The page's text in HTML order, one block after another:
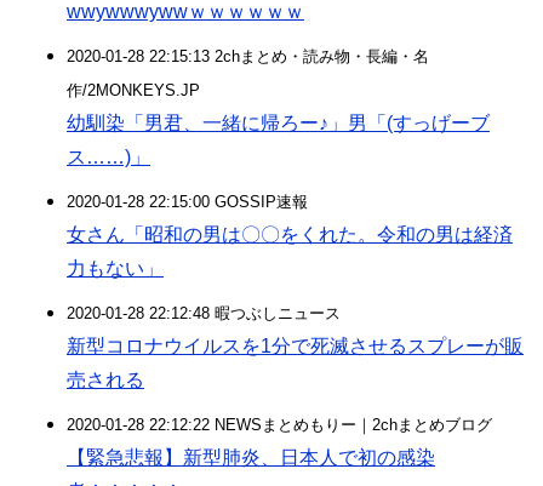
wwywwwywwｗｗｗｗｗｗ
2020-01-28 22:15:13 2chまとめ・読み物・長編・名
作/2MONKEYS.JP
幼馴染「男君、一緒に帰ろー♪」男「(すっげーブ
ス……)」
2020-01-28 22:15:00 GOSSIP速報
女さん「昭和の男は〇〇をくれた。令和の男は経済
力もない」
2020-01-28 22:12:48 暇つぶしニュース
新型コロナウイルスを1分で死滅させるスプレーが販
売される
2020-01-28 22:12:22 NEWSまとめもりー｜2chまとめブログ
【緊急悲報】新型肺炎、日本人で初の感染